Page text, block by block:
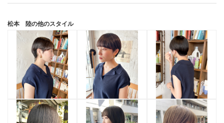
松本 陸の他のスタイル